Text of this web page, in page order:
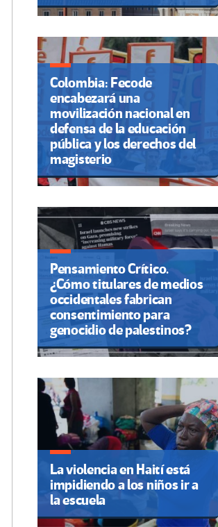
Colombia: Fecode
encabezará una
movilización nacional en
defensa de la educación
pública y los derechos del
magisterio
Pensamiento Crítico.
¿Cómo titulares de medios
occidentales fabrican
consentimiento para
genocidio de palestinos?
La violencia en Haití está
impidiendo a los niños ir a
la escuela